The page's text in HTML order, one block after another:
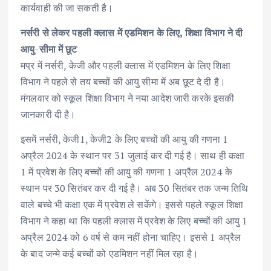
कार्यवाही की जा सकती है।
नर्सरी से लेकर पहली क्लास में एडमिशन के लिए, शिक्षा विभाग ने दी
आयु-सीमा में छूट
मप्र में नर्सरी, केजी और पहली क्लास में एडमिशन के लिए शिक्षा
विभाग ने पहले से तय बच्चों की आयु सीमा में अब छूट दे दी है।
मंगलवार को स्कूल शिक्षा विभाग ने नया आदेश जारी करके इसकी
जानकारी दी है।
इसमें नर्सरी, केजी1, केजी2 के लिए बच्चों की आयु की गणना 1
अप्रैल 2024 के स्थान पर 31 जुलाई कर दी गई है। साथ ही कक्षा
1 में प्रवेश के लिए बच्चों की आयु की गणना 1 अप्रैल 2024 के
स्थान पर 30 सितंबर कर दी गई है। अब 30 सितंबर तक जन्म तिथि
वाले बच्चे भी कक्षा एक में प्रवेश ले सकेंगे। इससे पहले स्कूल शिक्षा
विभाग ने कहा था कि पहली क्लास में प्रवेश के लिए बच्चों की आयु 1
अप्रैल 2024 को 6 वर्ष से कम नहीं होना चाहिए। इससे 1 अप्रैल
के बाद जन्मे कई बच्चों को एडमिशन नहीं मिल रहा है।